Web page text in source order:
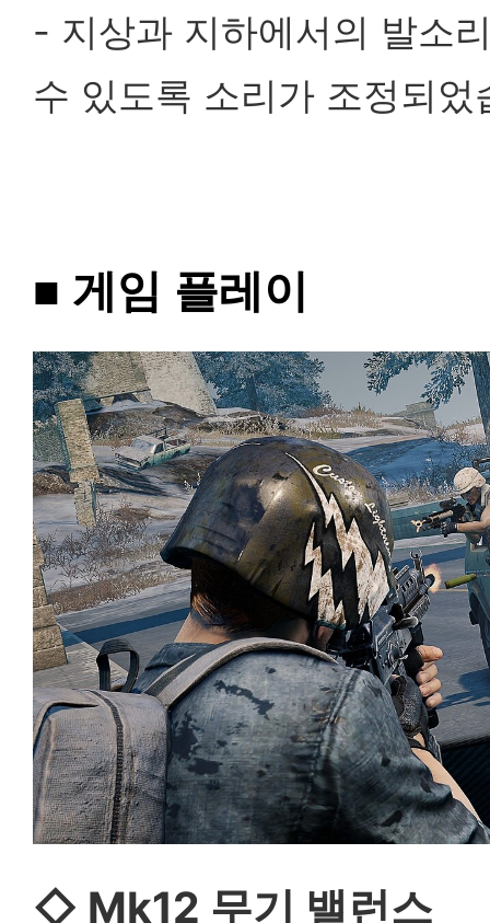
- 지상과 지하에서의 발소
수 있도록 소리가 조정되었
■ 게임 플레이
◇ Mk12 무기 밸런스